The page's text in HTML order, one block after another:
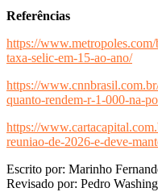
Referências
https://
taxa-selic-em-15-ao-ano/
https://
quanto-rendem-r-1-000-na-
https://
reuniao-de-2026-e-deve-
Escrito por: Marinho
Revisado por: Pedro